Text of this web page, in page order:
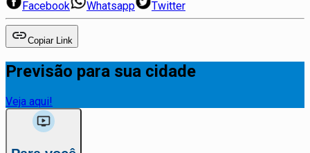
Facebook Whatsapp Twitter
Copiar Link
Previsão para sua cidade
Veja aqui!